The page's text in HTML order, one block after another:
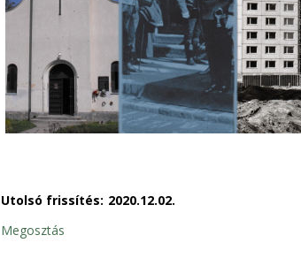
Utolsó frissítés: 2020.12.02.
Megosztás